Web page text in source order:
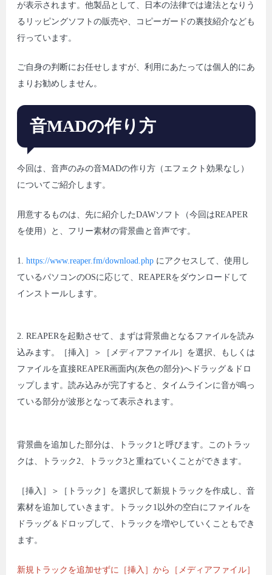
が表示されます。他製品として、日本の法律では違法となりう
るリッピングソフトの販売や、コピーガードの裏技紹介なども
行っています。
ご自身の判断にお任せしますが、利用にあたっては個人的にあ
まりお勧めしません。
音MADの作り方
今回は、音声のみの音MADの作り方（エフェクト効果なし）
についてご紹介します。
用意するものは、先に紹介したDAWソフト（今回はREAPER
を使用）と、フリー素材の背景曲と音声です。
1. https://www.reaper.fm/download.phpにアクセスして、使用し
ているパソコンのOSに応じて、REAPERをダウンロードして
インストールします。
2. REAPERを起動させて、まずは背景曲となるファイルを読み
込みます。［挿入］＞［メディアファイル］を選択、もしくは
ファイルを直接REAPER画面内(灰色の部分)へドラッグ＆ドロ
ップします。読み込みが完了すると、タイムラインに音が鳴っ
ている部分が波形となって表示されます。
背景曲を追加した部分は、トラック1と呼びます。このトラッ
クは、トラック2、トラック3と重ねていくことができます。
［挿入］＞［トラック］を選択して新規トラックを作成し、音
素材を追加していきます。トラック1以外の空白にファイルを
ドラッグ＆ドロップして、トラックを増やしていくこともでき
ます。
新規トラックを追加せずに［挿入］から［メディアファイル］